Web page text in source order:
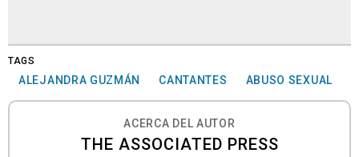
TAGS
ALEJANDRA GUZMÁN CANTANTES ABUSO SEXUAL
ACERCA DEL AUTOR
THE ASSOCIATED PRESS